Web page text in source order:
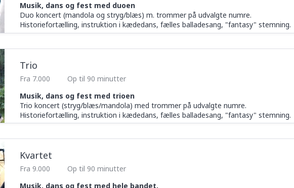
Musik, dans og fest med duoen
Duo koncert (mandola og stryg/blæs) m. trommer på udvalgte numre.
Historiefortælling, instruktion i kædedans, fælles balladesang, "fantasy" stemning.
Trio
Fra 7.000
Op til 90 minutter
Musik, dans og fest med trioen
Trio koncert (stryg/blæs/mandola) med trommer på udvalgte numre.
Historiefortælling, instruktion i kædedans, fælles balladesang, "fantasy" stemning.
Kvartet
Fra 9.000
Op til 90 minutter
Musik, dans og fest med hele bandet.